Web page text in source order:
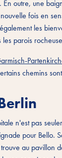
outre, une
fois en
les
parois
chemins
n'est pas
pour Bello.
au pavillon